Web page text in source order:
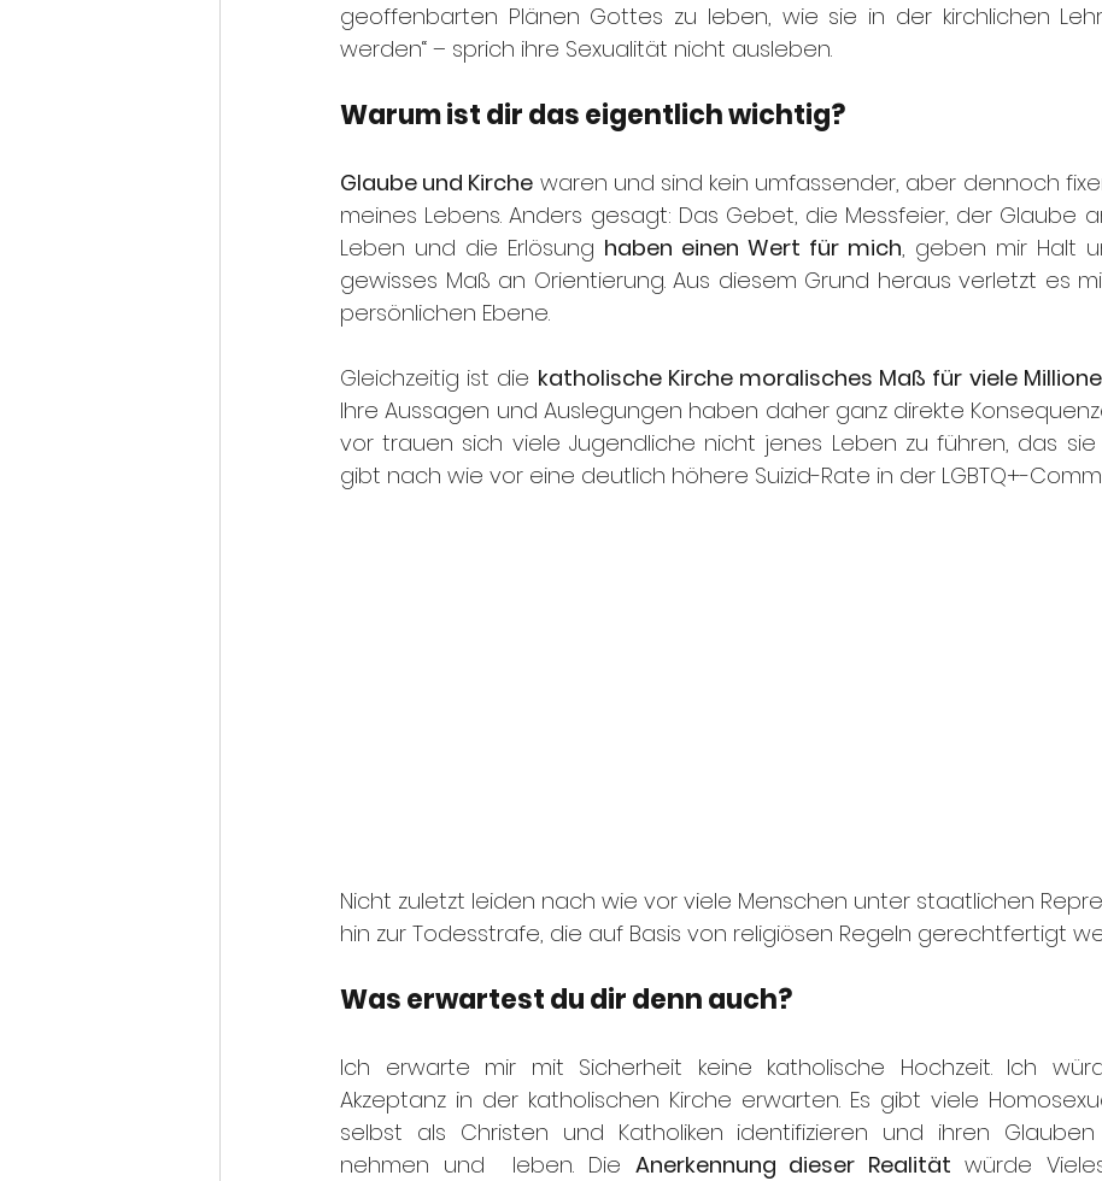
geoffenbarten Plänen Gottes zu leben, wie sie in der kirchlichen
werden“ – sprich ihre Sexualität nicht ausleben.
Warum ist dir das eigentlich wichtig?
Glaube und Kirche waren und sind kein umfassender, aber dennoch
meines Lebens. Anders gesagt: Das Gebet, die Messfeier, der Glaube
Leben und die Erlösung haben einen Wert für mich, geben mir Halt
gewisses Maß an Orientierung. Aus diesem Grund heraus verletzt es
persönlichen Ebene.
Gleichzeitig ist die katholische Kirche moralisches Maß für viele
Ihre Aussagen und Auslegungen haben daher ganz direkte
vor trauen sich viele Jugendliche nicht jenes Leben zu führen, das sie
gibt nach wie vor eine deutlich höhere Suizid-Rate in der LGBTQ+-
Nicht zuletzt leiden nach wie vor viele Menschen unter staatlichen
hin zur Todesstrafe, die auf Basis von religiösen Regeln gerechtfertigt
Was erwartest du dir denn auch?
Ich erwarte mir mit Sicherheit keine katholische Hochzeit. Ich
Akzeptanz in der katholischen Kirche erwarten. Es gibt viele
selbst als Christen und Katholiken identifizieren und ihren
nehmen und  leben. Die Anerkennung dieser Realität würde